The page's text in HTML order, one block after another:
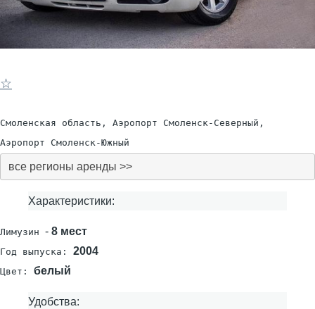
☆
Смоленская область, Аэропорт Смоленск-Северный,
Аэропорт Смоленск-Южный
все регионы аренды >>
Характеристики:
Лимузин - 8 мест
Год выпуска: 2004
Цвет: белый
Удобства: